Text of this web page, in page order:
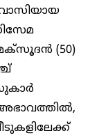
മക്‌സൂദൻ (50)
അഭാവത്തിൽ,